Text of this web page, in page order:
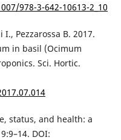
978-3-642-10613-2_10
Pezzarossa B. 2017.
in basil (Ocimum
Sci. Hortic.
status, and health: a
DOI: